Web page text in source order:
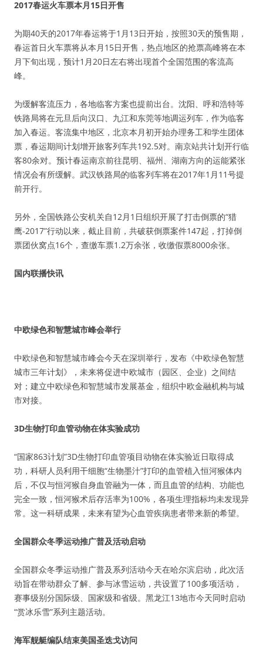
2017春运火车票本月15日开售
为期40天的2017年春运将于1月13日开始，按照30天的预售期，
春运首日火车票将从本月15日开售，热点地区的抢票高峰将在本
月下旬出现，预计1月20日左右将出现首个全国范围的客流高
峰。
为缓解客流压力，各地临客方案也提前出台。沈阳、呼和浩特等
铁路局将在元旦后向汉口、九江和东莞等地调运列车，作为临客
加入春运。客流集中地区，北京本月初开始办理务工和学生团体
票，春运期间计划增开旅客列车共192.5对。南京站共计划开行临
客80余对。预计春运南京前往昆明、福州、湖南方向的运能紧张
情况会有所缓解。武汉铁路局的临客列车将在2017年1月11号提
前开行。
另外，全国铁路公安机关自12月1日组织开展了打击倒票的“猎
鹰-2017”行动以来，截止目前，共破获倒票案件147起，打掉倒
票团伙窝点16个，查缴车票1.2万余张，收缴假票8000余张。
国内联播快讯
中欧绿色和智慧城市峰会举行
中欧绿色和智慧城市峰会今天在深圳举行，发布《中欧绿色智慧
城市三年计划》，未来将促进中欧城市（园区、企业）之间结
对；建立中欧绿色和智慧城市发展基金，组织中欧金融机构与城
市对接。
3D生物打印血管动物在体实验成功
“国家863计划”3D生物打印血管项目动物在体实验近日取得成
功，科研人员利用干细胞“生物墨汁”打印的血管植入恒河猴体内
后，不仅与恒河猴自身血管融为一体，而且血管的结构、功能也
完全一致，恒河猴术后存活率为100%，各项生理指标均未发现异
常。这一科研成果，未来有望为心血管疾病患者带来新的希望。
全国群众冬季运动推广普及活动启动
全国群众冬季运动推广普及系列活动今天在哈尔滨启动，此次活
动旨在带动群众了解、参与冰雪运动，共设置了100多项活动，
赛事级别分国际级、国家级和省级。黑龙江13地市今天同时启动
“赏冰乐雪”系列主题活动。
海军舰艇编队结束美国圣迭戈访问